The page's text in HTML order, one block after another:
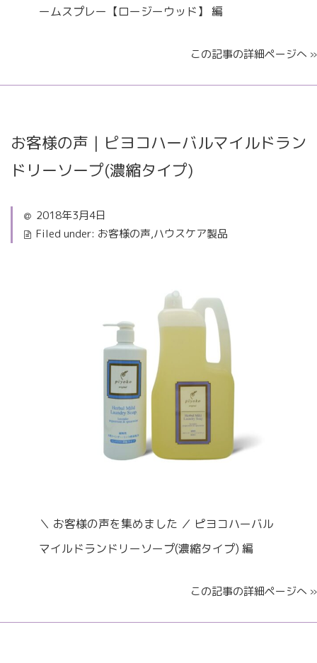
ームスプレー【ロージーウッド】 編
この記事の詳細ページへ »
お客様の声｜ピヨコハーバルマイルドラン
ドリーソープ(濃縮タイプ)
2018年3月4日
Filed under: お客様の声,ハウスケア製品
＼ お客様の声を集めました ／ ピヨコハーバル
マイルドランドリーソープ(濃縮タイプ) 編
この記事の詳細ページへ »